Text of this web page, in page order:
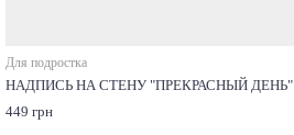
Для подростка
НАДПИСЬ НА СТЕНУ "ПРЕКРАСНЫЙ ДЕНЬ"
449 грн